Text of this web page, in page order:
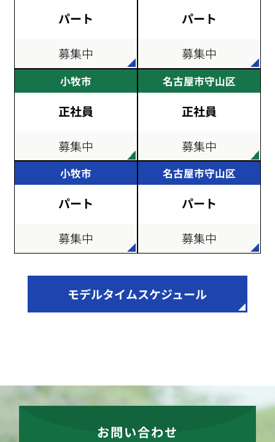
パート
募集中
パート
募集中
小牧市
正社員
募集中
名古屋市守山区
正社員
募集中
小牧市
パート
募集中
名古屋市守山区
パート
募集中
モデルタイムスケジュール
お問い合わせ